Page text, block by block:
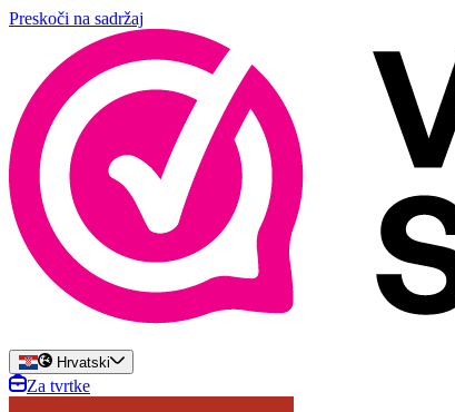
Preskoči na sadržaj
Hrvatski
Za tvrtke